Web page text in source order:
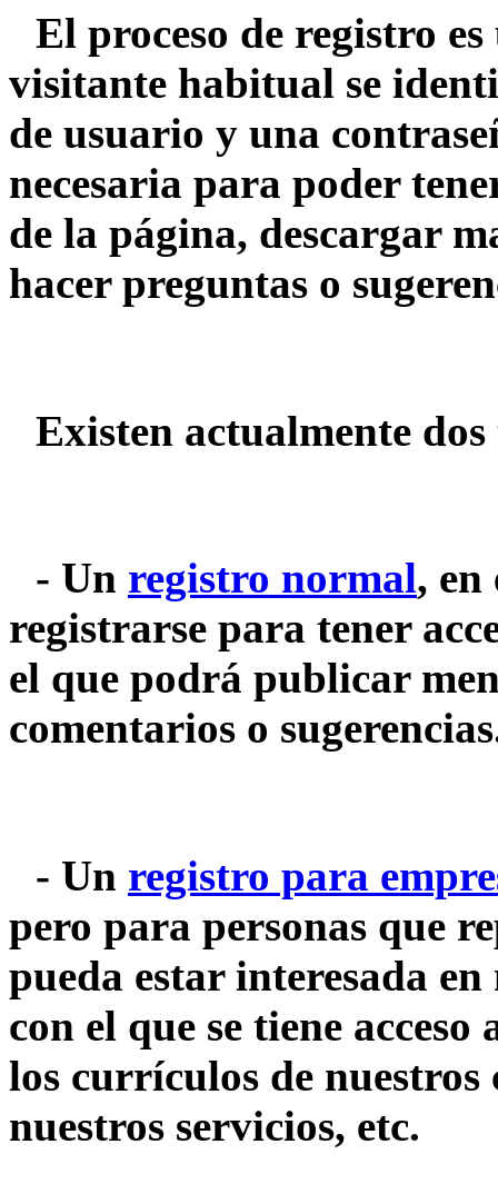
El proceso de registro
visitante habitual se
de usuario y una
necesaria para poder
de la página, descargar
hacer preguntas o
Existen actualmente
- Un registro normal, en
registrarse para tener
el que podrá publicar
comentarios o
- Un registro para
pero para personas que
pueda estar interesada
con el que se tiene
los currículos de
nuestros servicios, etc.